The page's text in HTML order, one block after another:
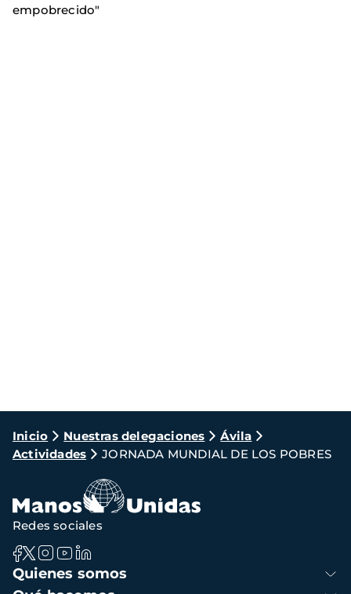
empobrecido"
Ruta
de
navegación
Inicio Nuestras delegaciones
Ávila
Actividades
JORNADA MUNDIAL DE LOS POBRES
Navegación
principal
Quienes somos
Redes sociales